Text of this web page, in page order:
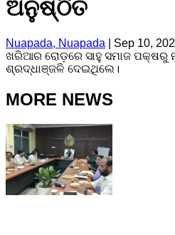
ଅନୁଷ୍ଠିତ
Nuapada, Nuapada
Sep 10,
ଖରିଆର ରୋଡ଼ରେ ସାହୁ ସମାଜ ପକ୍ଷରୁ
ଶ୍ରଦ୍ଧାଞ୍ଜଳି ଦେଇଥିଲେ।
MORE NEWS